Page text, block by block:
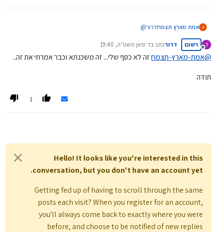
א אמת מארץ תצמח @דרור
כן, זה קרן בהכשר הבד"ץ של העדה וגלאט הון.
גם דמי ניהול יחסית נמוכים.
ד
מנותק
רשום דרורכתב בד סיוון תשפ״ה, 19:40
נערך לאחרונה על ידי
@אמת-מארץ-תצמחזה לא כסף שלי... זה משכנתא וכבר אמרתי את זה..
תודה
1
Hello! It looks like you're interested in this
conversation, but you don't have an account yet.
Getting fed up of having to scroll through the same
posts each visit? When you register for an account,
you'll always come back to exactly where you were
before, and choose to be notified of new replies